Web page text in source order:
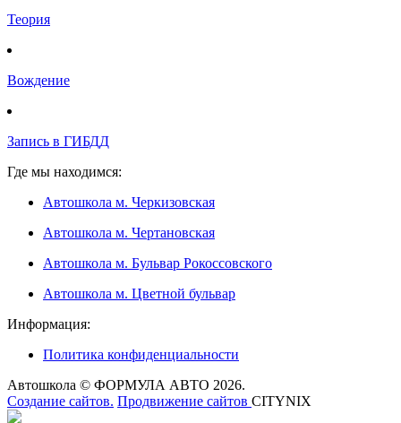
Теория
Вождение
Запись в ГИБДД
Где мы находимся:
Автошкола м. Черкизовская
Автошкола м. Чертановская
Автошкола м. Бульвар Рокоссовского
Автошкола м. Цветной бульвар
Информация:
Политика конфиденциальности
Автошкола © ФОРМУЛА АВТО 2026.
Создание сайтов. Продвижение сайтов CITYNIX